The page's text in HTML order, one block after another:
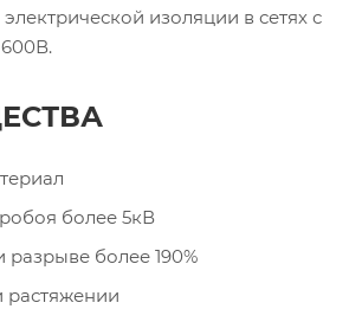
изоляции в сетях с
более 5кВ
более 190%
растяжении